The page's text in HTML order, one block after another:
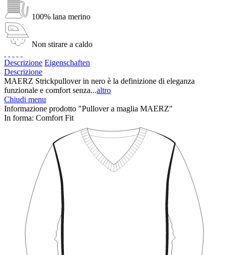
100% lana merino
Non stirare a caldo
Descrizione Eigenschaften
Descrizione
MAERZ Strickpullover in nero è la definizione di eleganza
funzionale e comfort senza...altro
Chiudi menu
Informazione prodotto "Pullover a maglia MAERZ"
In forma: Comfort Fit